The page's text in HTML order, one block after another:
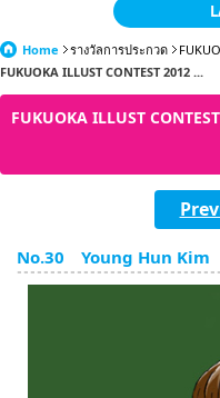
Home รางวัลการประกวด
FUKUOKA ILLUST CONTEST 2012 ...
FUKUOKA ILLUST
No.30 Young Hun Kim